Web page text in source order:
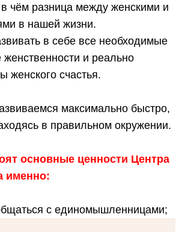
чём разница между женскими и
в нашей жизни.
в себе все необходимые
и реально
женского счастья.
максимально быстро,
в правильном окружении.
основные ценности Центра
именно:
с единомышленницами;